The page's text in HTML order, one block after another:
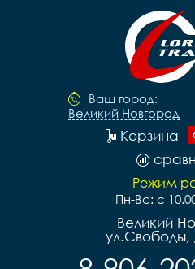
Ваш город:
Великий Новгород
Корзина
Режим
Пн-Вс: с
Великий
ул.Свободы,